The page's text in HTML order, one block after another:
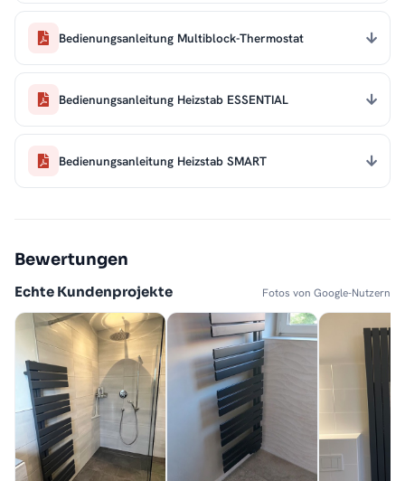
Bedienungsanleitung Multiblock-Thermostat
Bedienungsanleitung Heizstab ESSENTIAL
Bedienungsanleitung Heizstab SMART
Bewertungen
Echte Kundenprojekte Fotos von Google-Nutzern